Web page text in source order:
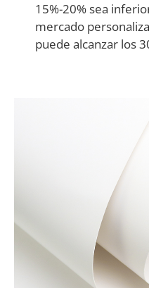
15%-20% sea
mercado
puede alcanzar los